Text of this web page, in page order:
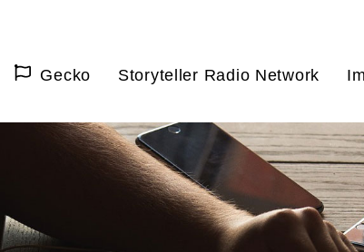
Gecko Storyteller Radio Network